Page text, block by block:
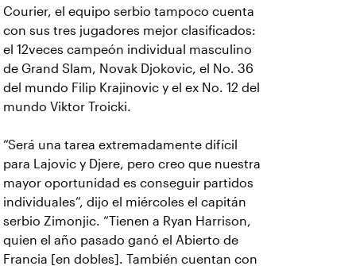
Courier, el equipo serbio tampoco cuenta
con sus tres jugadores mejor clasificados:
el 12veces campeón individual masculino
de Grand Slam, Novak Djokovic, el No. 36
del mundo Filip Krajinovic y el ex No. 12 del
mundo Viktor Troicki.
“Será una tarea extremadamente difícil
para Lajovic y Djere, pero creo que nuestra
mayor oportunidad es conseguir partidos
individuales”, dijo el miércoles el capitán
serbio Zimonjic. “Tienen a Ryan Harrison,
quien el año pasado ganó el Abierto de
Francia [en dobles]. También cuentan con